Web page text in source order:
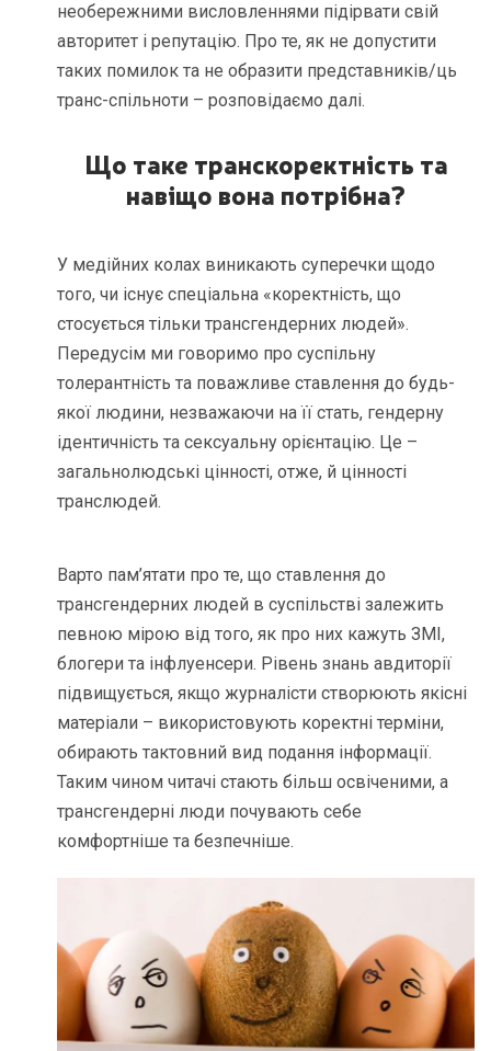
необережними висловленнями підірвати свій
авторитет і репутацію. Про те, як не допустити
таких помилок та не образити представників/ць
транс-спільноти – розповідаємо далі.
Що таке транскоректність та
навіщо вона потрібна?
У медійних колах виникають суперечки щодо
того, чи існує спеціальна «коректність, що
стосується тільки трансгендерних людей».
Передусім ми говоримо про суспільну
толерантність та поважливе ставлення до будь-
якої людини, незважаючи на її стать, гендерну
ідентичність та сексуальну орієнтацію. Це –
загальнолюдські цінності, отже, й цінності
транслюдей.
Варто пам’ятати про те, що ставлення до
трансгендерних людей в суспільстві залежить
певною мірою від того, як про них кажуть ЗМІ,
блогери та інфлуенсери. Рівень знань авдиторії
підвищується, якщо журналісти створюють якісні
матеріали – використовують коректні терміни,
обирають тактовний вид подання інформації.
Таким чином читачі стають більш освіченими, а
трансгендерні люди почувають себе
комфортніше та безпечніше.